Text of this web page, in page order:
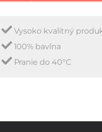
Vysoko kvalitný
100% bavlna
Pranie do 40°C